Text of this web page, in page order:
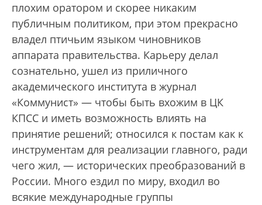
плохим оратором и скорее никаким
публичным политиком, при этом прекрасно
владел птичьим языком чиновников
аппарата правительства. Карьеру делал
сознательно, ушел из приличного
академического института в журнал
«Коммунист» — чтобы быть вхожим в ЦК
КПСС и иметь возможность влиять на
принятие решений; относился к постам как к
инструментам для реализации главного, ради
чего жил, — исторических преобразований в
России. Много ездил по миру, входил во
всякие международные группы